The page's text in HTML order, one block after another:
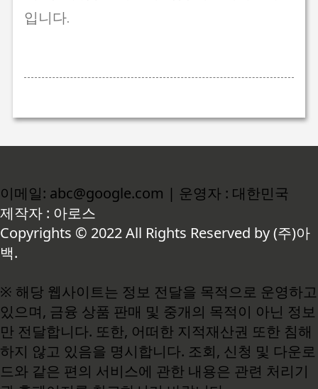
입니다.
이메일: abc@google.com | 운영자 : 대한민국
제작자 : 아로스
Copyrights © 2022 All Rights Reserved by (주)아
백.
※ 해당 웹사이트는 정보 전달을 목적으로 운영하고
있으며, 금융 상품 판매 및 중개의 목적이 아닌 정보
만 전달합니다. 또한, 어떠한 지적재산권 또한 침해
하지 않고 있음을 명시합니다. 조회, 신청 및 다운로
드와 같은 편의 서비스에 관한 내용은 관련 처리기